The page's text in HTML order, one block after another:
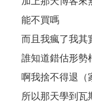
能不買嗎
而且我瘋了我其
誰知道錯估形勢
啊我捨不得退（
所以那天學到瓦